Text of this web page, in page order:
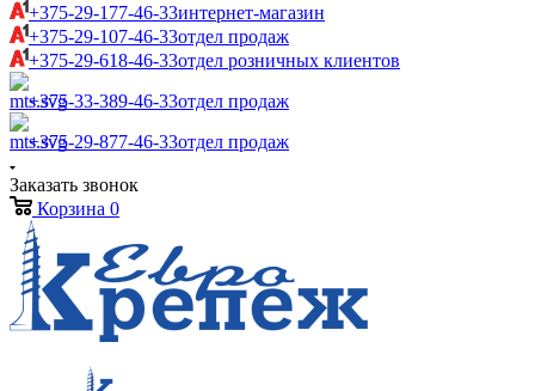
+375-29-177-46-33интернет-магазин
+375-29-107-46-33отдел продаж
+375-29-618-46-33отдел розничных клиентов
+375-33-389-46-33отдел продаж
+375-29-877-46-33отдел продаж
Заказать звонок
Корзина 0